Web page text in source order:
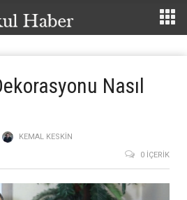
Nasıl
KEMAL KESKIN
0 İÇERIK